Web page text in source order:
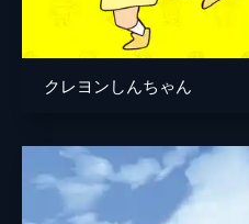
クレヨンしんちゃん